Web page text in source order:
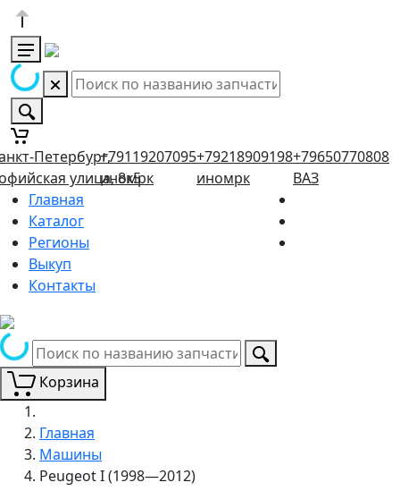
Петербург,
улица, 8к5
+79119207095
иномрк
+79218909198
иномрк
+79650770808
ВАЗ
Главная
Каталог
Регионы
Выкуп
Контакты
Корзина
Главная
Машины
Peugeot I (1998—2012)